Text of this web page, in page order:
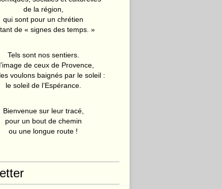
de la région,
qui sont pour un chrétien
de « signes des temps. »
Tels sont nos sentiers.
de ceux de Provence,
voulons baignés par le soleil :
le soleil de l’Espérance.
Bienvenue sur leur tracé,
pour un bout de chemin
ou une longue route !